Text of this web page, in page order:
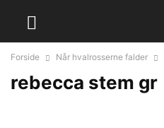
Forside Når hvalrosserne falder
rebecca stem gr